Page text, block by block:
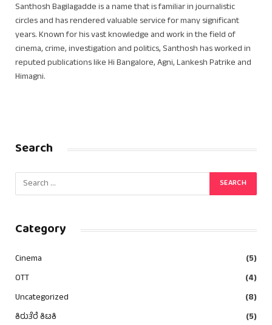
Santhosh Bagilagadde is a name that is familiar in journalistic
circles and has rendered valuable service for many significant
years. Known for his vast knowledge and work in the field of
cinema, crime, investigation and politics, Santhosh has worked in
reputed publications like Hi Bangalore, Agni, Lankesh Patrike and
Himagni.
Search
Category
Cinema
(5)
OTT
(4)
Uncategorized
(8)
ಕಿರುತೆರೆ ಕಿಟಕಿ
(5)